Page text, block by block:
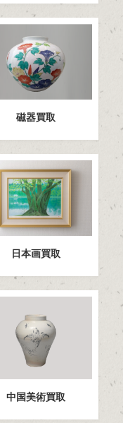
磁器買取
日本画買取
中国美術買取